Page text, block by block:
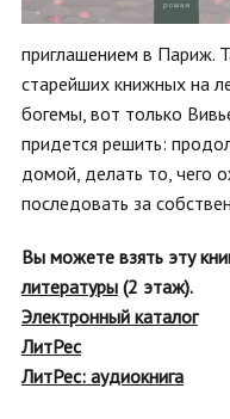
приглашением в Париж.
старейших книжных на
богемы, вот только
придется решить:
домой, делать то, чего
последовать за
Вы можете взять эту
литературы (2 этаж).
Электронный каталог
ЛитРес
ЛитРес: аудиокнига